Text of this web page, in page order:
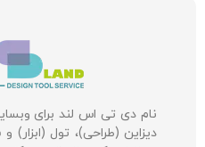
نام دی تی اس لند برای
دیزاین (طراحی)، تول